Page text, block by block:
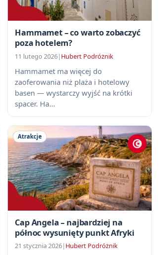
Hammamet – co warto zobaczyć
poza hotelem?
11 lutego 2026| Hubert Podróżnik
Hammamet ma więcej do
zaoferowania niż plaża i hotelowy
basen — wystarczy wyjść na krótki
spacer. Ha...
Atrakcje
Cap Angela – najbardziej na
północ wysunięty punkt Afryki
21 stycznia 2026| Hubert Podróżnik